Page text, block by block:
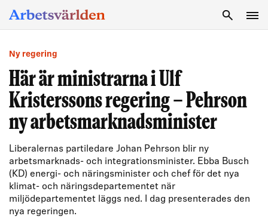
Ny regering
Här är ministrarna i Ulf
Kristerssons regering – Pehrson
ny arbetsmarknadsminister
Liberalernas partiledare Johan Pehrson blir ny
arbetsmarknads- och integrationsminister. Ebba Busch
(KD) energi- och näringsminister och chef för det nya
klimat- och näringsdepartementet när
miljödepartementet läggs ned. I dag presenterades den
nya regeringen.